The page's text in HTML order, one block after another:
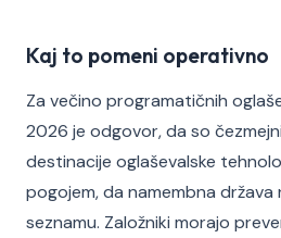
Kaj to pomeni operativno
Za večino programatičnih
2026 je odgovor, da so
destinacije oglaševalske
pogojem, da namembna država
seznamu. Založniki morajo